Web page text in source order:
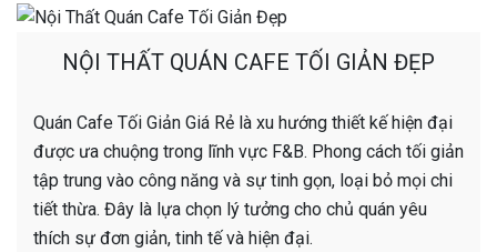
NỘI THẤT QUÁN CAFE TỐI GIẢN ĐẸP
Quán Cafe Tối Giản Giá Rẻ là xu hướng thiết kế hiện đại
được ưa chuộng trong lĩnh vực F&B. Phong cách tối giản
tập trung vào công năng và sự tinh gọn, loại bỏ mọi chi
tiết thừa. Đây là lựa chọn lý tưởng cho chủ quán yêu
thích sự đơn giản, tinh tế và hiện đại.